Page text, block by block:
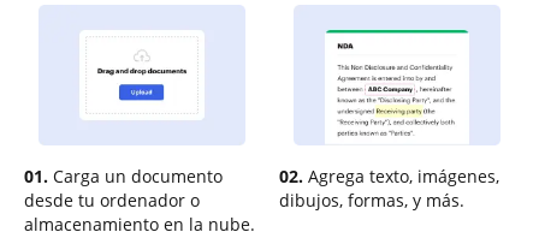
01. Carga un documento
desde tu ordenador o
almacenamiento en la nube.
02. Agrega texto, imágenes,
dibujos, formas, y más.